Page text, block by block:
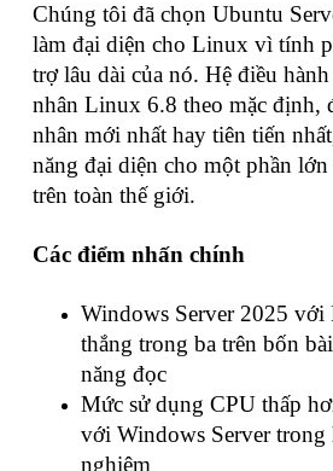
Chúng tôi đã chọn Ubuntu
làm đại diện cho Linux vì tính
trợ lâu dài của nó. Hệ điều
nhân Linux 6.8 theo mặc định,
nhân mới nhất hay tiên tiến
năng đại diện cho một phần lớn
trên toàn thế giới.
Các điểm nhấn chính
Windows Server 2025 với
thắng trong ba trên bốn
năng đọc
Mức sử dụng CPU thấp
với Windows Server trong
nghiệm